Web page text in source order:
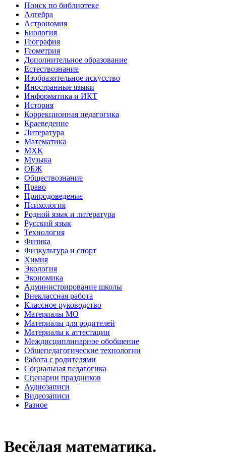
Поиск по библиотеке
Алгебра
Астрономия
Биология
География
Геометрия
Дополнительное образование
Естествознание
Изобразительное искусство
Иностранные языки
Информатика и ИКТ
История
Коррекционная педагогика
Краеведение
Литература
Математика
МХК
Музыка
ОБЖ
Обществознание
Право
Природоведение
Психология
Родной язык и литература
Русский язык
Технология
Физика
Физкультура и спорт
Химия
Экология
Экономика
Администрирование школы
Внеклассная работа
Классное руководство
Материалы МО
Материалы для родителей
Материалы к аттестации
Междисциплинарное обобщение
Общепедагогические технологии
Работа с родителями
Социальная педагогика
Сценарии праздников
Аудиозаписи
Видеозаписи
Разное
Весёлая математика.